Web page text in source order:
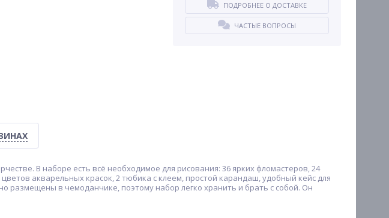
ПОДРОБНЕЕ О ДОСТАВКЕ
ЧАСТЫЕ ВОПРОСЫ
В наборе есть всё необходимое для рисования: 36 ярких фломастеров, 24
акварельных красок, 2 тюбика с клеем, простой карандаш, удобный кейс для
размещены в чемоданчике, поэтому набор легко хранить и брать с собой. Он